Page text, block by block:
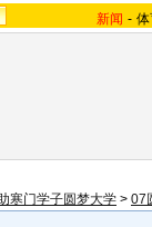
新闻 -
寒门学子圆梦大学 > 07